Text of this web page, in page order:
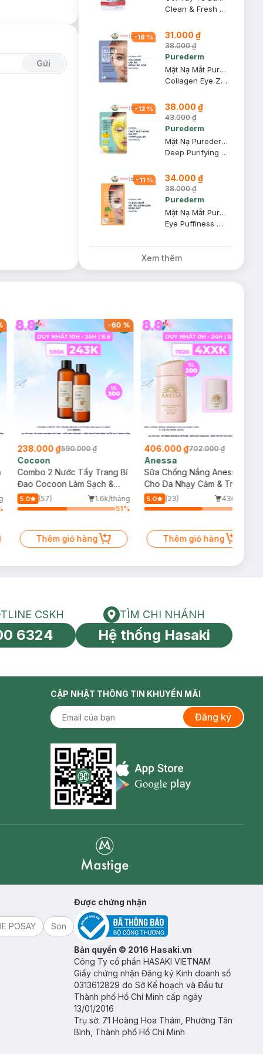
Gửi
Clean & Fresh Peeling Gel
-18 % 31.000 ₫
38.000 ₫
Purederm
Mặt Nạ Mắt Purederm Collagen Cấp Ẩm, Ngừa Lão Hoá 30 Miếng
Collagen Eye Zone Mask 30 Sheet
-12 % 38.000 ₫
43.000 ₫
Purederm
Mặt Nạ Purederm Sủi Bọt Thanh Lọc Da 25g
Deep Purifying Yellow O2 Bubble Mask
-11 % 34.000 ₫
38.000 ₫
Purederm
Mặt Nạ Mắt Purederm Chiết Xuất Bạch Quả Giảm Sưng Bọng Mắt
Eye Puffiness Minimizing Patches Ginkgo
Xem thêm
-60 %
238.000 ₫590.000 ₫
Cocoon
Combo 2 Nước Tẩy Trang Bí
Đao Cocoon Làm Sạch &
Giảm Dầu 500ml
5.0 (57)
1.6k/tháng
51%
Thêm giỏ hàng
406.000 ₫702.000 ₫
Anessa
Sữa Chống Nắng Anessa
Cho Da Nhạy Cảm & Trẻ Em
60ml (Mới)
5.0 (23)
436/tháng
Thêm giỏ hàng
toàn cầu
HOTLINE CSKH
CSKH
6324
Tìm chi nhánh
TÌM CHI NHÁNH
Hệ thống Hasaki
CẬP NHẬT THÔNG TIN KHUYẾN MÃI
Đăng ký
Appstore icon
POSAY
Son
Được chứng nhận
Bản quyền © 2016 Hasaki.vn
Công Ty cổ phần HASAKI VIETNAM
Giấy chứng nhận Đăng ký Kinh doanh số
0313612829 do Sở Kế hoạch và Đầu tư
Thành phố Hồ Chí Minh cấp ngày
13/01/2016
Trụ sở: 71 Hoàng Hoa Thám, Phường Tân
Bình, Thành phố Hồ Chí Minh